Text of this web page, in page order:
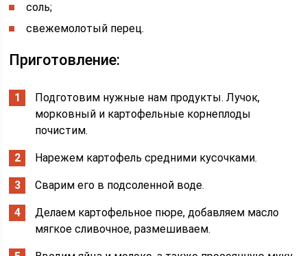
соль;
свежемолотый перец.
Приготовление:
Подготовим нужные нам продукты. Лучок,
морковный и картофельные корнеплоды
почистим.
Нарежем картофель средними кусочками.
Сварим его в подсоленной воде.
Делаем картофельное пюре, добавляем масло
мягкое сливочное, размешиваем.